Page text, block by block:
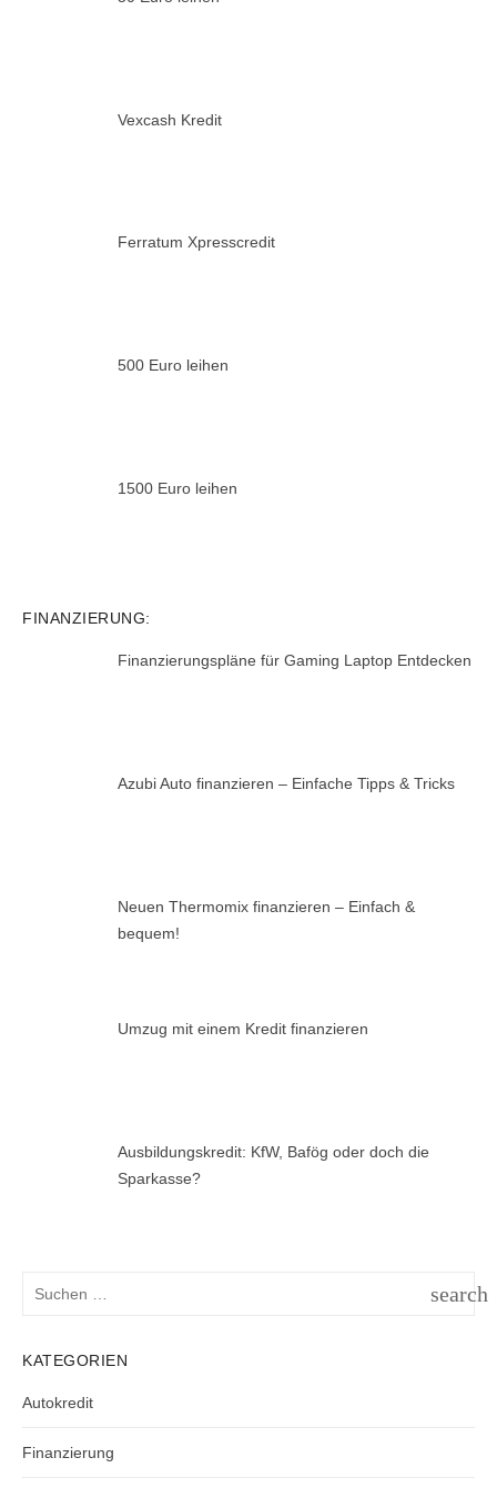
Vexcash Kredit
Ferratum Xpresscredit
500 Euro leihen
1500 Euro leihen
FINANZIERUNG:
Finanzierungspläne für Gaming Laptop Entdecken
Azubi Auto finanzieren – Einfache Tipps & Tricks
Neuen Thermomix finanzieren – Einfach &
bequem!
Umzug mit einem Kredit finanzieren
Ausbildungskredit: KfW, Bafög oder doch die
Sparkasse?
search
KATEGORIEN
Autokredit
Finanzierung